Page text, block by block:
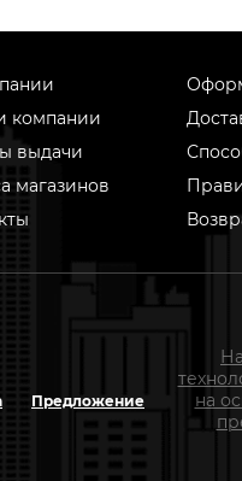
компании
выдачи
магазинов
Предложение
на